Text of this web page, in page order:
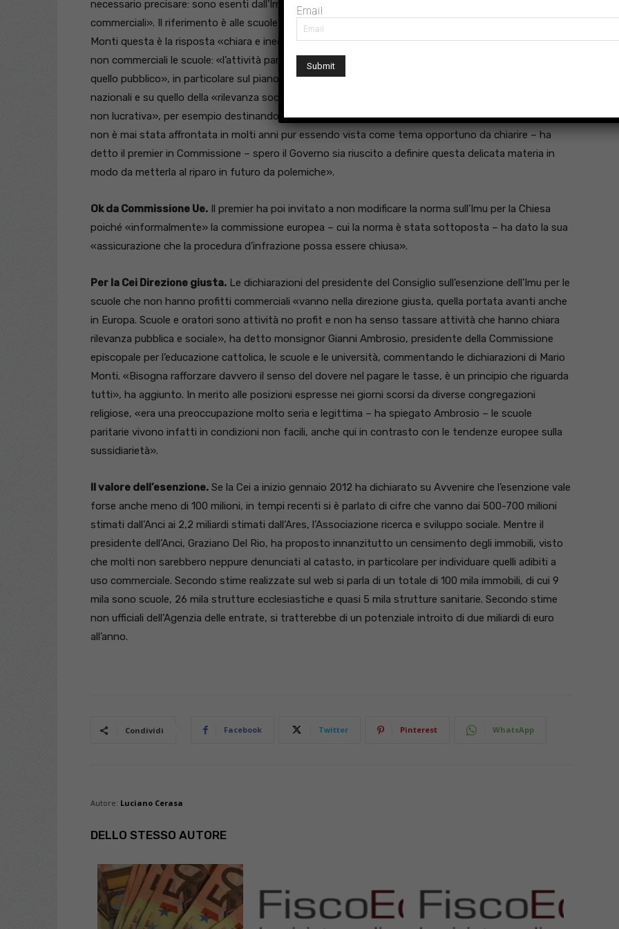
necessario precisare: sono esenti dall’Imu quelle che svolgono attività secondo modalità non
commerciali». Il riferimento è alle scuole cattoliche, sui cui si è aperto un gran dibattito e secondo
Monti questa è la risposta «chiara e inequivoca». Il premier ha indicato i parametri per considerare
non commerciali le scuole: «l’attività paritaria è valutata positivamente se il servizio è assimilabile a
quello pubblico», in particolare sul piano dei programmi scolastici, dell’applicazione dei contratti
nazionali e su quello della «rilevanza sociale». Anche dal
non lucrativa», per esempio destinando l’eventuale avanzo alla didattica. «La materia non era facile:
non è mai stata affrontata in molti anni pur essendo vista come tema opportuno da chiarire – ha
detto il premier in Commissione – spero il Governo sia riuscito a definire questa delicata materia in
modo da metterla al riparo in futuro da polemiche».
Ok da Commissione Ue.Il premier ha poi invitato a non modificare la norma sull’Imu per la Chiesa
poiché «informalmente» la commissione europea – cui la norma è stata sottoposta – ha dato la sua
«assicurazione che la procedura d’infrazione possa essere chiusa».
Per la Cei Direzione giusta.Le dichiarazioni del presidente del Consiglio sull’esenzione dell’Imu per le
scuole che non hanno profitti commerciali «vanno nella direzione giusta, quella portata avanti anche
in Europa. Scuole e oratori sono attività no profit e non ha senso tassare attività che hanno chiara
rilevanza pubblica e sociale», ha detto monsignor Gianni Ambrosio, presidente della Commissione
episcopale per l’educazione cattolica, le scuole e le università, commentando le dichiarazioni di Mario
Monti. «Bisogna rafforzare davvero il senso del dovere nel pagare le tasse, è un principio che riguarda
tutti», ha aggiunto. In merito alle posizioni espresse nei giorni scorsi da diverse congregazioni
religiose, «era una preoccupazione molto seria e legittima – ha spiegato Ambrosio – le scuole
paritarie vivono infatti in condizioni non facili, anche qui in contrasto con le tendenze europee sulla
sussidiarietà».
Il valore dell’esenzione.Se la Cei a inizio gennaio 2012 ha dichiarato su Avvenire che l’esenzione vale
forse anche meno di 100 milioni, in tempi recenti si è parlato di cifre che vanno dai 500-700 milioni
stimati dall’Anci ai 2,2 miliardi stimati dall’Ares, l’Associazione ricerca e sviluppo sociale. Mentre il
presidente dell’Anci, Graziano Del Rio, ha proposto innanzitutto un censimento degli immobili, visto
che molti non sarebbero neppure denunciati al catasto, in particolare per individuare quelli adibiti a
uso commerciale. Secondo stime realizzate sul web si parla di un totale di 100 mila immobili, di cui 9
mila sono scuole, 26 mila strutture ecclesiastiche e quasi 5 mila strutture sanitarie. Secondo stime
non ufficiali dell’Agenzia delle entrate, si tratterebbe di un potenziale introito di due miliardi di euro
all’anno.
Condividi Facebook Twitter Pinterest WhatsApp
Autore: Luciano Cerasa
DELLO STESSO AUTORE
Email